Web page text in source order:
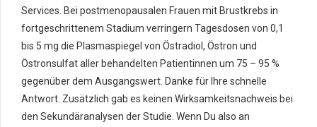
Services. Bei postmenopausalen Frauen mit Brustkrebs in
fortgeschrittenem Stadium verringern Tagesdosen von 0,1
bis 5 mg die Plasmaspiegel von Östradiol, Östron und
Östronsulfat aller behandelten Patientinnen um 75 – 95 %
gegenüber dem Ausgangswert. Danke für Ihre schnelle
Antwort. Zusätzlich gab es keinen Wirksamkeitsnachweis bei
den Sekundäranalysen der Studie. Wenn Du also an